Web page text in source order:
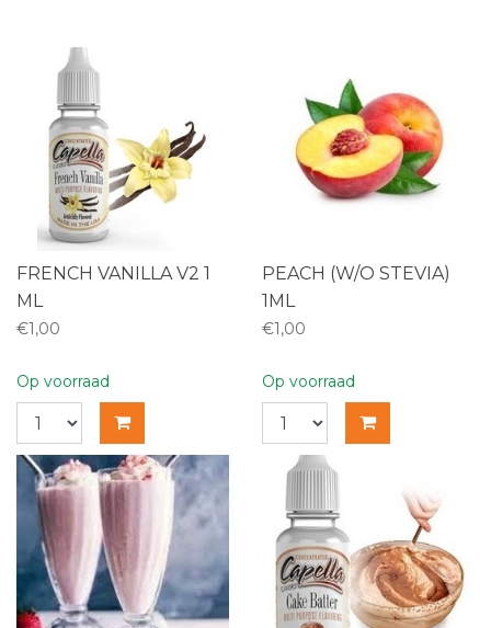
FRENCH VANILLA V2 1
ML
€1,00
Op voorraad
PEACH (W/O STEVIA)
1ML
€1,00
Op voorraad